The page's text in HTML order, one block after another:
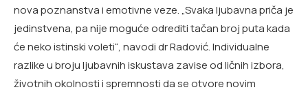
nova poznanstva i emotivne veze. „Svaka ljubavna priča je
jedinstvena, pa nije moguće odrediti tačan broj puta kada
će neko istinski voleti“, navodi dr Radović. Individualne
razlike u broju ljubavnih iskustava zavise od ličnih izbora,
životnih okolnosti i spremnosti da se otvore novim